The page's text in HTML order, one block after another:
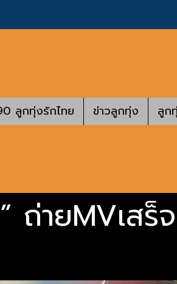
ลูกทุ่งรักไทย ข่าวลูกทุ่ง ลูก
ายMVเสร็